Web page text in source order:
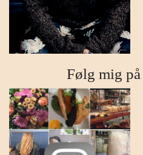
Følg mig